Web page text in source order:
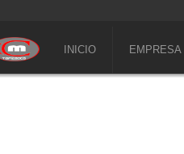
INICIO EMPRESA